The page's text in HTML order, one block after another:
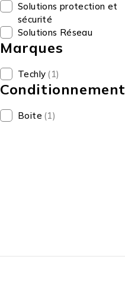
Solutions protection et
sécurité
Solutions Réseau
Marques
Techly (1)
Conditionnement
Boite (1)